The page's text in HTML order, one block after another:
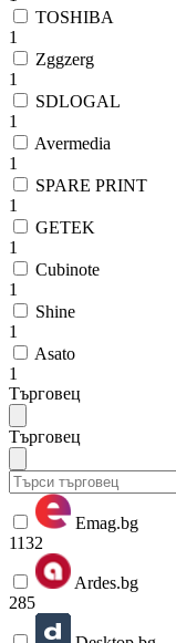
TOSHIBA
1
Zggzerg
1
SDLOGAL
1
Avermedia
1
SPARE PRINT
1
GETEK
1
Cubinote
1
Shine
1
Asato
1
Търговец
Търговец
Emag.bg
1132
Ardes.bg
285